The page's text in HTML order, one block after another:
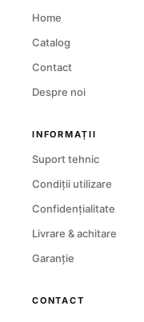
Home
Catalog
Contact
Despre noi
INFORMAȚII
Suport tehnic
Condiții utilizare
Confidențialitate
Livrare & achitare
Garanție
CONTACT